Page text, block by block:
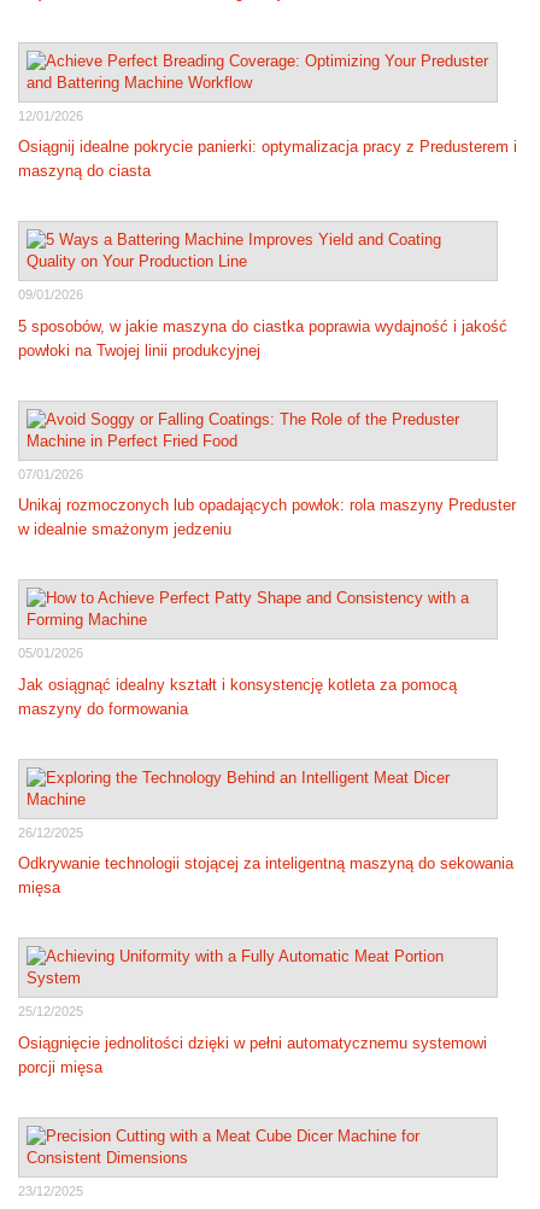
12/01/2026
Osiągnij idealne pokrycie panierki: optymalizacja pracy z Predusterem i
maszyną do ciasta
09/01/2026
5 sposobów, w jakie maszyna do ciastka poprawia wydajność i jakość
powłoki na Twojej linii produkcyjnej
07/01/2026
Unikaj rozmoczonych lub opadających powłok: rola maszyny Preduster
w idealnie smażonym jedzeniu
05/01/2026
Jak osiągnąć idealny kształt i konsystencję kotleta za pomocą
maszyny do formowania
26/12/2025
Odkrywanie technologii stojącej za inteligentną maszyną do sekowania
mięsa
25/12/2025
Osiągnięcie jednolitości dzięki w pełni automatycznemu systemowi
porcji mięsa
23/12/2025